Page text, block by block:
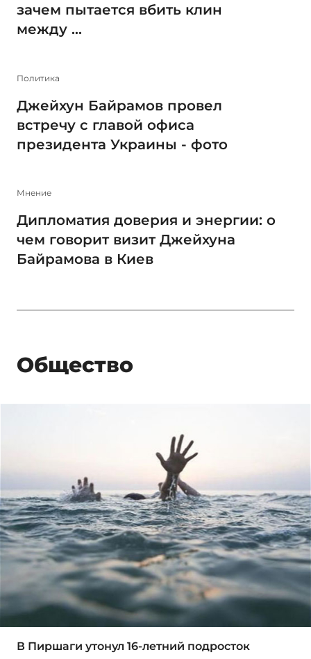
зачем пытается вбить клин
между ...
Политика
Джейхун Байрамов провел
встречу с главой офиса
президента Украины - фото
Мнение
Дипломатия доверия и энергии: о
чем говорит визит Джейхуна
Байрамова в Киев
Общество
В Пиршаги утонул 16-летний подросток